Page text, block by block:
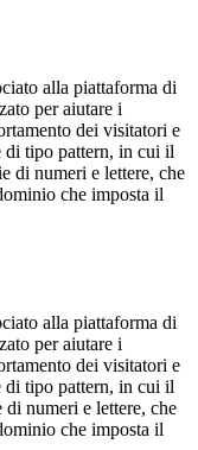
alla piattaforma di
per aiutare i
dei visitatori e
di tipo pattern, in cui il
di numeri e lettere, che
che imposta il
alla piattaforma di
per aiutare i
dei visitatori e
di tipo pattern, in cui il
di numeri e lettere, che
che imposta il